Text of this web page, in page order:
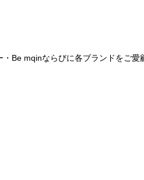
Be mqinならびに各ブランドをご愛